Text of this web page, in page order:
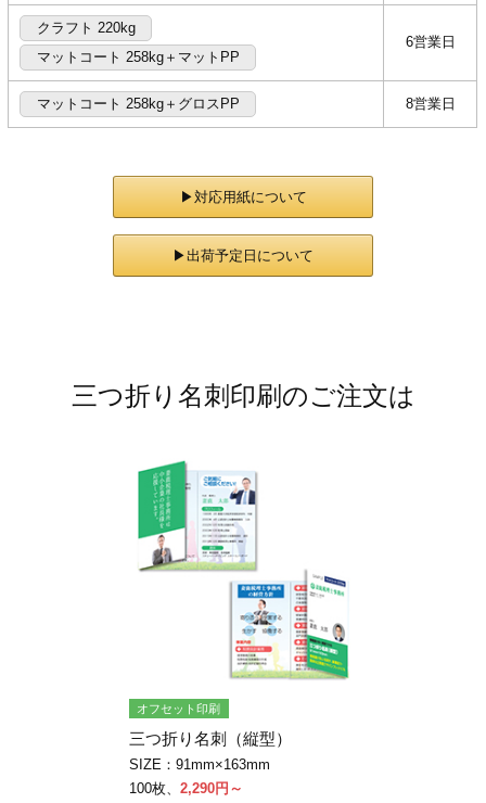
クラフト 220kg
マットコート 258kg＋マットPP
6営業日
マットコート 258kg＋グロスPP 8営業日
▶対応用紙について
▶出荷予定日について
三つ折り名刺印刷のご注文は
オフセット印刷
三つ折り名刺（縦型）
SIZE：91mm×163mm
100枚、 2,290円～